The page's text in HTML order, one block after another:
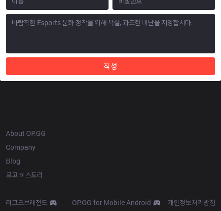
작성
About OP.GG
Company
Blog
로고 히스토리
리그오브레전드
OP.GG for Mobile Android
개인정보처리방침